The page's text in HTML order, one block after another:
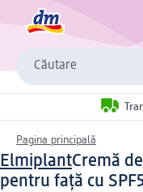
Căutare
Pagina principală
ElmiplantCremă
pentru față cu